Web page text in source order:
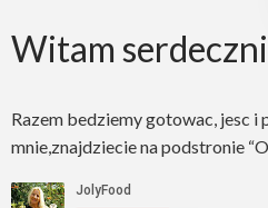
Witam
Razem bedziemy gotowac, jesc
mnie,znajdziecie na podstronie